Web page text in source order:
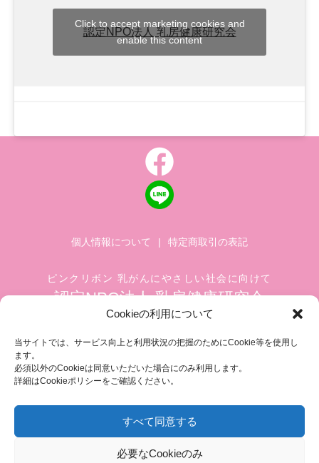
Cookieの利用について
当サイトでは、サービス向上と利用状況の把握のためにCookie等を使用し
ます。
必須以外のCookieは同意いただいた場合にのみ利用します。
詳細はCookieポリシーをご確認ください。
すべて同意する
必要なCookieのみ
認定NPO法人 乳房健康研究会
Click to accept marketing cookies and
enable this content
個人情報について | 特定商取引の表記
ピンクリボン 乳がんにやさしい社会に向けて
認定NPO法人 乳房健康研究会
築地ホワイトビル 1002
FAX.03-3545-6545
info@breastcare.jp
COPYRIGHT (C) 2019 JAPAN SOCIETY OF BREAST HEALTH, ALL RIGHT RESERVED